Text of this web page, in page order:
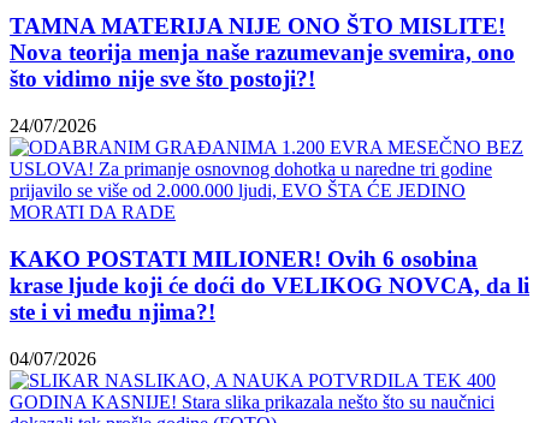
TAMNA MATERIJA NIJE ONO ŠTO MISLITE!
Nova teorija menja naše razumevanje svemira, ono
što vidimo nije sve što postoji?!
24/07/2026
KAKO POSTATI MILIONER! Ovih 6 osobina
krase ljude koji će doći do VELIKOG NOVCA, da li
ste i vi među njima?!
04/07/2026